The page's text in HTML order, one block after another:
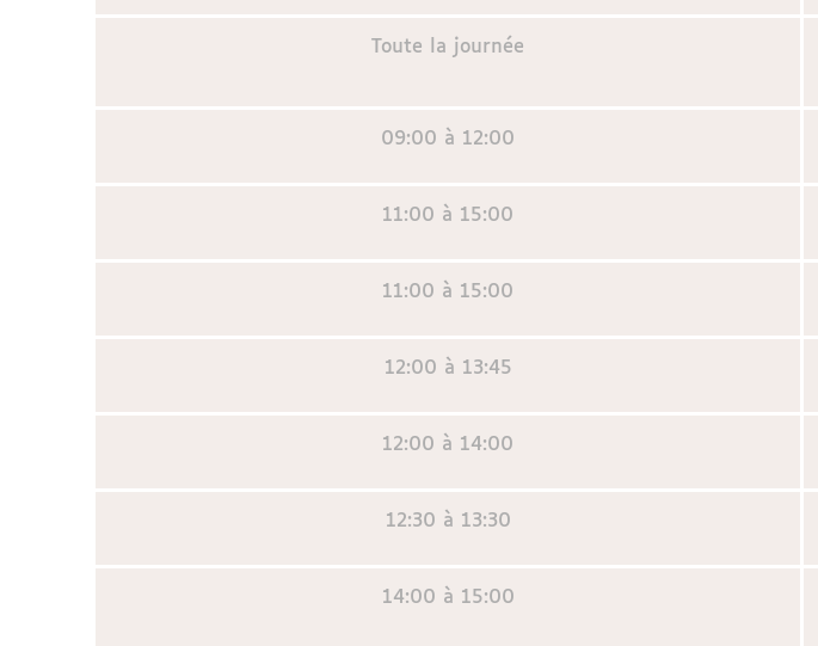
Toute la journée
09:00 à 12:00
11:00 à 15:00
11:00 à 15:00
12:00 à 13:45
12:00 à 14:00
12:30 à 13:30
14:00 à 15:00